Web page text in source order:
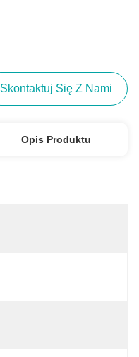
Skontaktuj Się Z Nami
Opis Produktu